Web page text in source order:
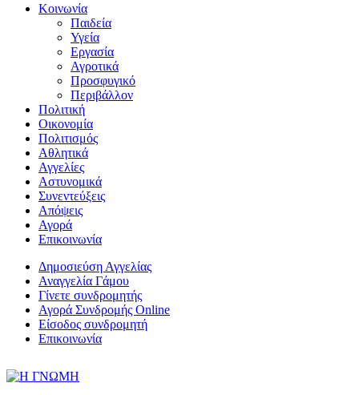
Κοινωνία
Παιδεία
Υγεία
Εργασία
Αγροτικά
Προσφυγικό
Περιβάλλον
Πολιτική
Οικονομία
Πολιτισμός
Αθλητικά
Αγγελίες
Αστυνομικά
Συνεντεύξεις
Απόψεις
Αγορά
Επικοινωνία
Δημοσιεύση Αγγελίας
Αναγγελία Γάμου
Γίνετε συνδρομητής
Αγορά Συνδρομής Online
Είσοδος συνδρομητή
Επικοινωνία